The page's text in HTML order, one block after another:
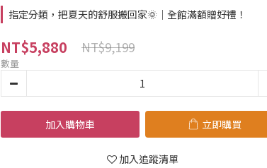
指定分類，把夏天的舒服搬回家🌞｜全館滿額贈好禮！
NT$5,880 NT$9,199
數量
加入購物車 立即購買
加入追蹤清單